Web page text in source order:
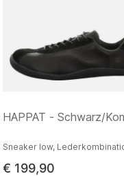
HAPPAT - Schwarz/
Sneaker low,
€ 199,90